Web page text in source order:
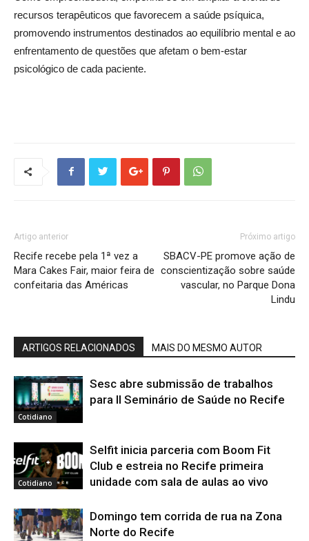
recursos terapêuticos que favorecem a saúde psíquica,
promovendo instrumentos destinados ao equilíbrio mental e ao
enfrentamento de questões que afetam o bem-estar
psicológico de cada paciente.
Artigo anterior
Recife recebe pela 1ª vez a
Mara Cakes Fair, maior feira de
confeitaria das Américas
Próximo artigo
SBACV-PE promove ação de
conscientização sobre saúde
vascular, no Parque Dona
Lindu
ARTIGOS RELACIONADOS MAIS DO MESMO AUTOR
Cotidiano
Sesc abre submissão de trabalhos
para II Seminário de Saúde no Recife
Cotidiano
Selfit inicia parceria com Boom Fit
Club e estreia no Recife primeira
unidade com sala de aulas ao vivo
Domingo tem corrida de rua na Zona
Norte do Recife